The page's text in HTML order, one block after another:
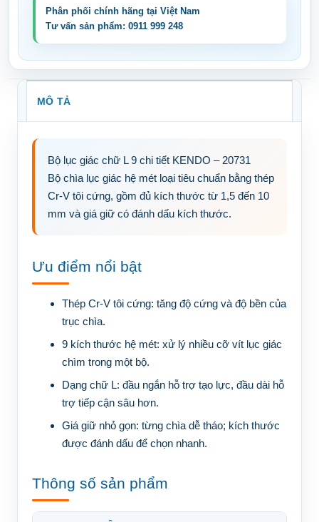
MÔ TẢ
Bộ lục giác chữ L 9 chi tiết KENDO – 20731
Bộ chìa lục giác hệ mét loại tiêu chuẩn bằng thép
Cr-V tôi cứng, gồm đủ kích thước từ 1,5 đến 10
mm và giá giữ có đánh dấu kích thước.
Ưu điểm nổi bật
Thép Cr-V tôi cứng: tăng độ cứng và độ bền của
trục chìa.
9 kích thước hệ mét: xử lý nhiều cỡ vít lục giác
chìm trong một bộ.
Dạng chữ L: đầu ngắn hỗ trợ tạo lực, đầu dài hỗ
trợ tiếp cận sâu hơn.
Giá giữ nhỏ gọn: từng chìa dễ tháo; kích thước
được đánh dấu để chọn nhanh.
Thông số sản phẩm